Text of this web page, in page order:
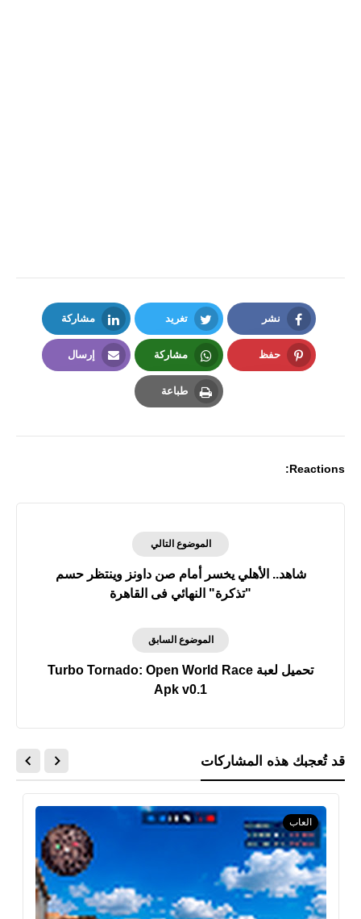
نشر
Facebook
تغريد
Twitter
مشاركة
LinkedIn
حفظ مشاركة
Whatsapp
إرسال
طباعة
Reactions:
الموضوع التالي
شاهد.. الأهلي يخسر أمام صن داونز وينتظر حسم
"تذكرة" النهائي فى القاهرة
الموضوع السابق
Apk v0.1
قد تُعجبك هذه المشاركات
العاب